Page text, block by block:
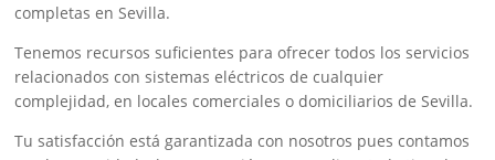
completas en Sevilla.
Tenemos recursos suficientes para ofrecer todos los servicios
relacionados con sistemas eléctricos de cualquier
complejidad, en locales comerciales o domiciliarios de Sevilla.
Tu satisfacción está garantizada con nosotros pues contamos